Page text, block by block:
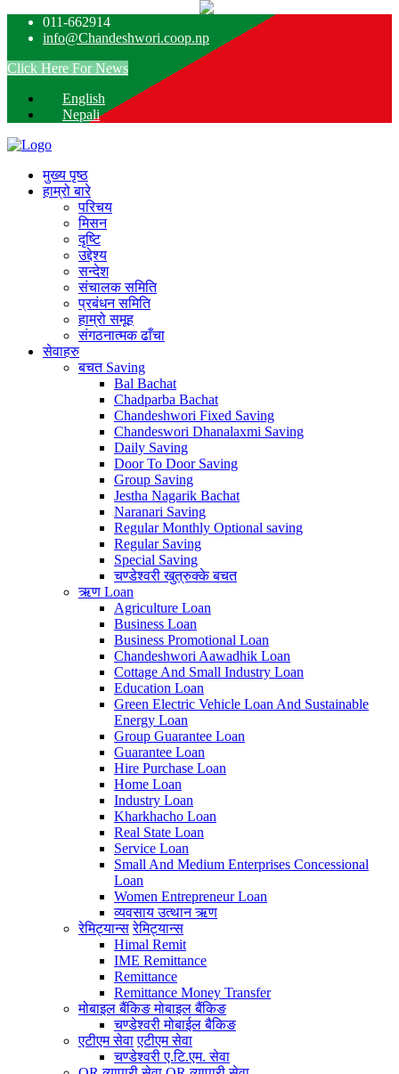
011-662914
info@Chandeshwori.coop.np
Click Here For News
English
Nepali
मुख्य पृष्ठ
हाम्रो बारे
परिचय
मिसन
दृष्टि
उद्देश्य
सन्देश
संचालक समिति
प्रबंधन समिति
हाम्रो समूह
संगठनात्मक ढाँचा
सेवाहरु
बचत Saving
Bal Bachat
Chadparba Bachat
Chandeshwori Fixed Saving
Chandeswori Dhanalaxmi Saving
Daily Saving
Door To Door Saving
Group Saving
Jestha Nagarik Bachat
Naranari Saving
Regular Monthly Optional saving
Regular Saving
Special Saving
चण्डेश्वरी खुत्रुक्के बचत
ऋण Loan
Agriculture Loan
Business Loan
Business Promotional Loan
Chandeshwori Aawadhik Loan
Cottage And Small Industry Loan
Education Loan
Green Electric Vehicle Loan And Sustainable
Energy Loan
Group Guarantee Loan
Guarantee Loan
Hire Purchase Loan
Home Loan
Industry Loan
Kharkhacho Loan
Real State Loan
Service Loan
Small And Medium Enterprises Concessional
Loan
Women Entrepreneur Loan
व्यवसाय उत्थान ऋण
रेमिट्यान्स रेमिट्यान्स
Himal Remit
IME Remittance
Remittance
Remittance Money Transfer
मोबाइल बैंकिङमोबाइल बैंकिङ
चण्डेश्वरी मोबाईल बैकिङ
एटीएम सेवा एटीएम सेवा
चण्डेश्वरी ए.टि.एम. सेवा